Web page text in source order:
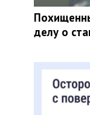
делу о